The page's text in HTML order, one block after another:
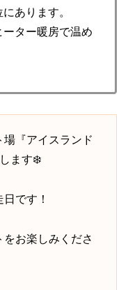
あります。
ター暖房で温め
『アイスランド
ます❄️
です！
お楽しみくださ